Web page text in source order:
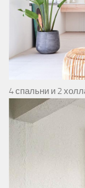
4 спальни и 2